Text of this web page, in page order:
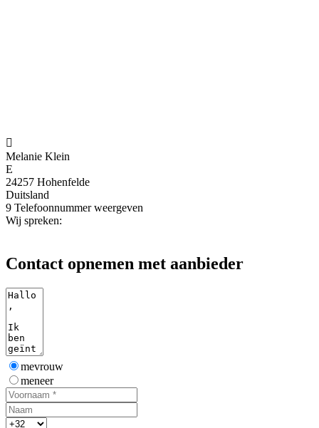

Melanie Klein
E
24257 Hohenfelde
Duitsland
9 Telefoonnummer weergeven
Wij spreken:
Contact opnemen met aanbieder
mevrouw
meneer